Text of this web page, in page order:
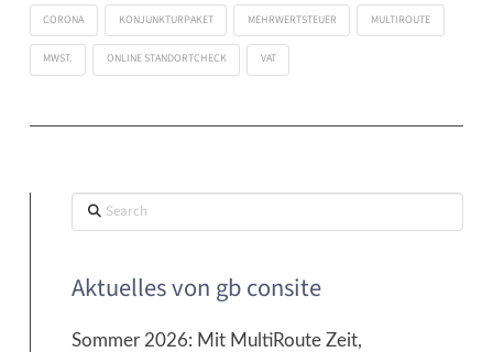
CORONA KONJUNKTURPAKET MEHRWERTSTEUER MULTIROUTE
MWST. ONLINE STANDORTCHECK VAT
Search
Aktuelles von gb consite
Sommer 2026: Mit MultiRoute Zeit,